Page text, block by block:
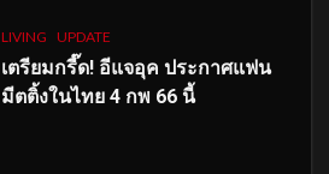
LIVING UPDATE
เตรียมกรี๊ด! อีแจอุค ประกาศแฟน
มีตติ้งในไทย 4 กพ 66 นี้